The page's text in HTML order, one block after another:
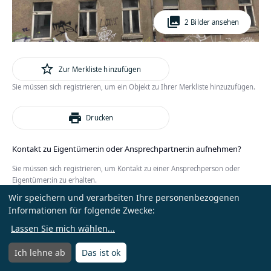
Menü öffnen
photo_library 2 Bilder ansehen
star_outline Zur Merkliste hinzufügen
Sie müssen sich registrieren, um ein Objekt zu Ihrer Merkliste hinzuzufügen.
print Drucken
Kontakt zu Eigentümer:in oder Ansprechpartner:in aufnehmen?
Sie müssen sich registrieren, um Kontakt zu einer Ansprechperson oder
Eigentümer:in zu erhalten.
Anmelden oder Kostenlos registrieren
Wir speichern und verarbeiten Ihre personenbezogenen
Informationen für folgende Zwecke:
Lassen Sie mich wählen...
Ich lehne ab Das ist ok